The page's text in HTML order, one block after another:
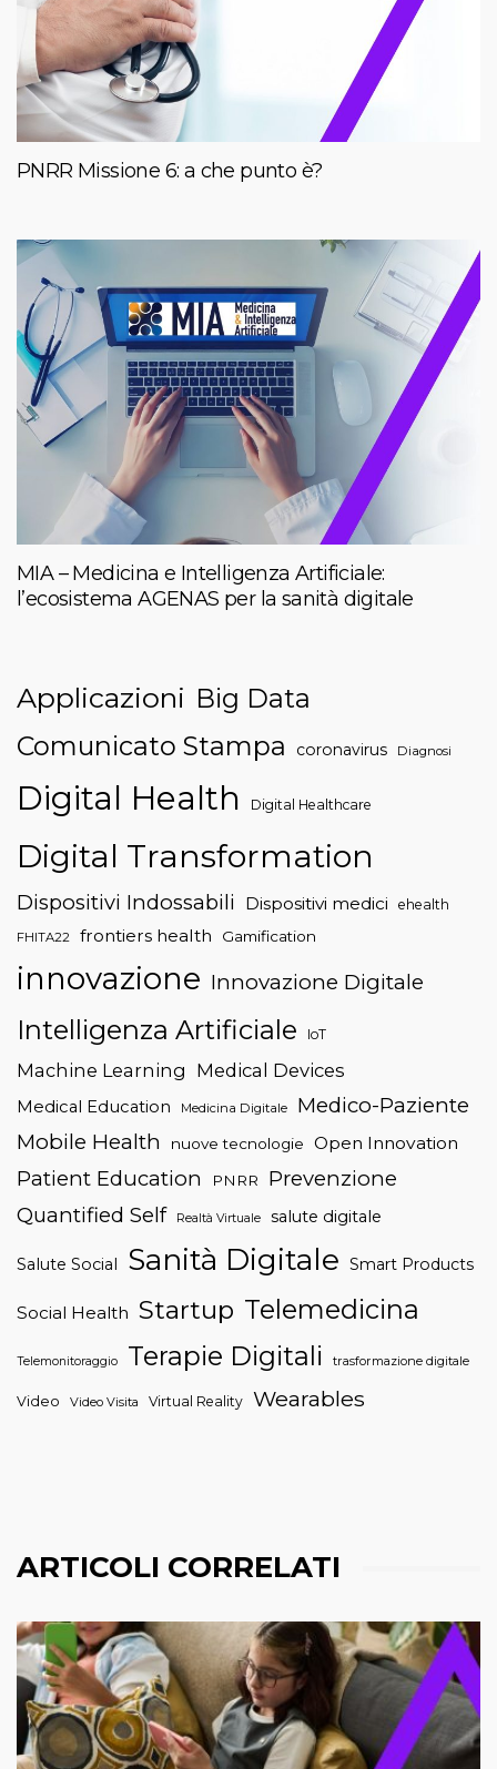
PNRR Missione 6: a che punto è?
MIA – Medicina e Intelligenza Artificiale:
l’ecosistema AGENAS per la sanità digitale
Applicazioni Big Data
Comunicato Stampa
coronavirus Diagnosi
Digital Health Digital Healthcare
Digital Transformation
Dispositivi Indossabili Dispositivi medici ehealth
FHITA22 frontiers health Gamification
innovazione Innovazione Digitale
Intelligenza Artificiale IoT
Machine Learning Medical Devices
Medical Education Medicina Digitale
Medico-Paziente
Mobile Health
nuove tecnologie Open Innovation
Patient Education PNRR
Prevenzione
Quantified Self
Realtà Virtuale salute digitale
Salute Social Sanità Digitale Smart Products
Social Health Startup Telemedicina
Telemonitoraggio Terapie Digitali trasformazione digitale
Video Video Visita Virtual Reality Wearables
ARTICOLI CORRELATI